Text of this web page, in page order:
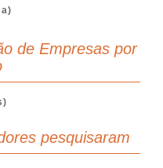
de Empresas por
pesquisaram